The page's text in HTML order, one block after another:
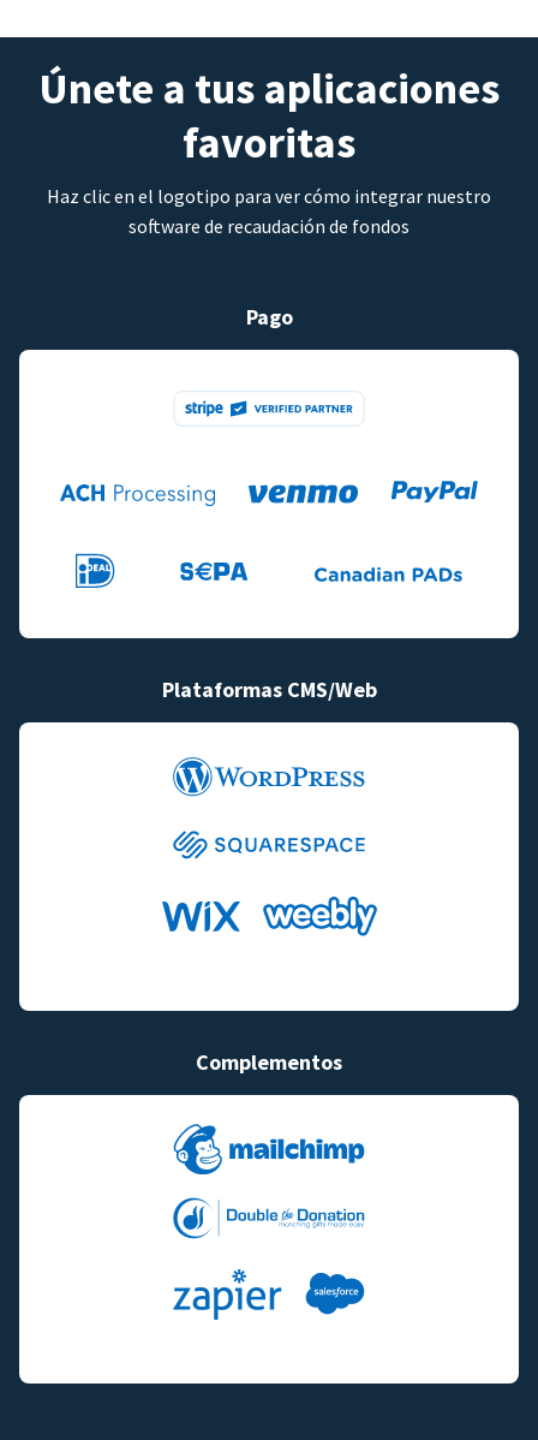
Únete a tus aplicaciones
favoritas
Haz clic en el logotipo para ver cómo integrar nuestro
software de recaudación de fondos
Pago
Plataformas CMS/Web
Complementos